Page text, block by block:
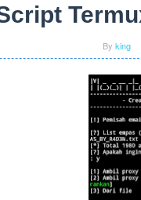
By king